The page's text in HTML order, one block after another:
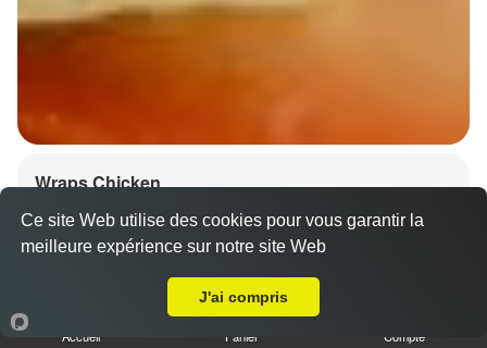
Wraps Chicken
8.50 €
Accueil Panier Compte
Ce site Web utilise des cookies pour vous garantir la
meilleure expérience sur notre site Web
J'ai compris